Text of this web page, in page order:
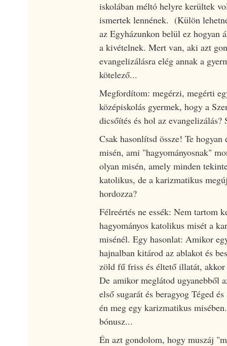
iskolában méltó helyre kerültek
ismertek lennének. (Külön
az Egyházunkon belül ez hogyan
a kivételnek. Mert van, aki azt
evangelizálásra elég annak a
kötelező...
Megfordítom: megérzi, megérti
középiskolás gyermek, hogy a
dicsőítés és hol az evangelizálás?
Csak hasonlítsd össze! Te hogyan
misén, ami "hagyományosnak"
olyan misén, amely minden
katolikus, de a karizmatikus
hordozza?
Félreértés ne essék: Nem tartom
hagyományos katolikus misét a
misénél. Egy hasonlat: Amikor
hajnalban kitárod az ablakot és
zöld fű friss és éltető illatát, akkor
De amikor meglátod ugyanebből
első sugarát és beragyog Téged
én meg egy karizmatikus
bónusz...
Én azt gondolom, hogy muszáj